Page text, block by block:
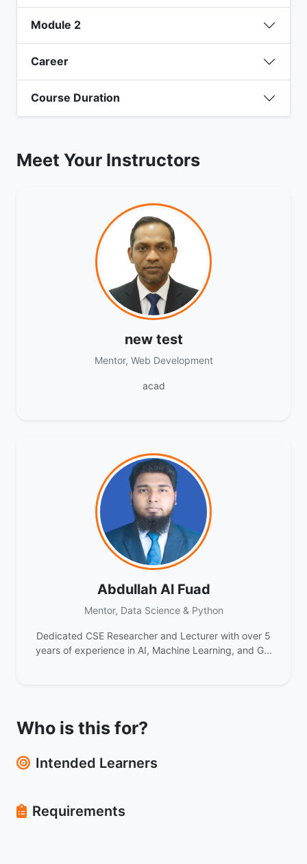
Module 2
Career
Course Duration
Meet Your Instructors
new test
Mentor, Web Development
acad
Abdullah Al Fuad
Mentor, Data Science & Python
Dedicated CSE Researcher and Lecturer with over 5
years of experience in AI, Machine Learning, and G...
Who is this for?
Intended Learners
Requirements